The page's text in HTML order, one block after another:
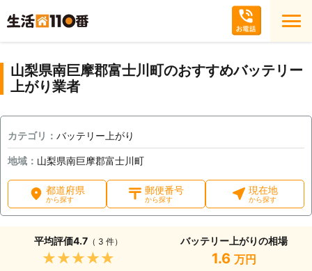
山梨県南巨摩郡富士川町のおすすめバッテリー
上がり業者
カテゴリ： バッテリー上がり
地域： 山梨県南巨摩郡富士川町
都道府県
から探す
郵便番号
から探す
現在地
から探す
平均評価4.7（ 3 件）
★★★★★
バッテリー上がりの相場
1.6 万円